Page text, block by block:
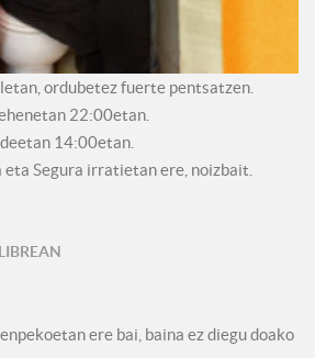
ordubetez fuerte pentsatzen.
22:00etan.
14:00etan.
eta Segura irratietan ere, noizbait.
ere bai, baina ez diegu doako